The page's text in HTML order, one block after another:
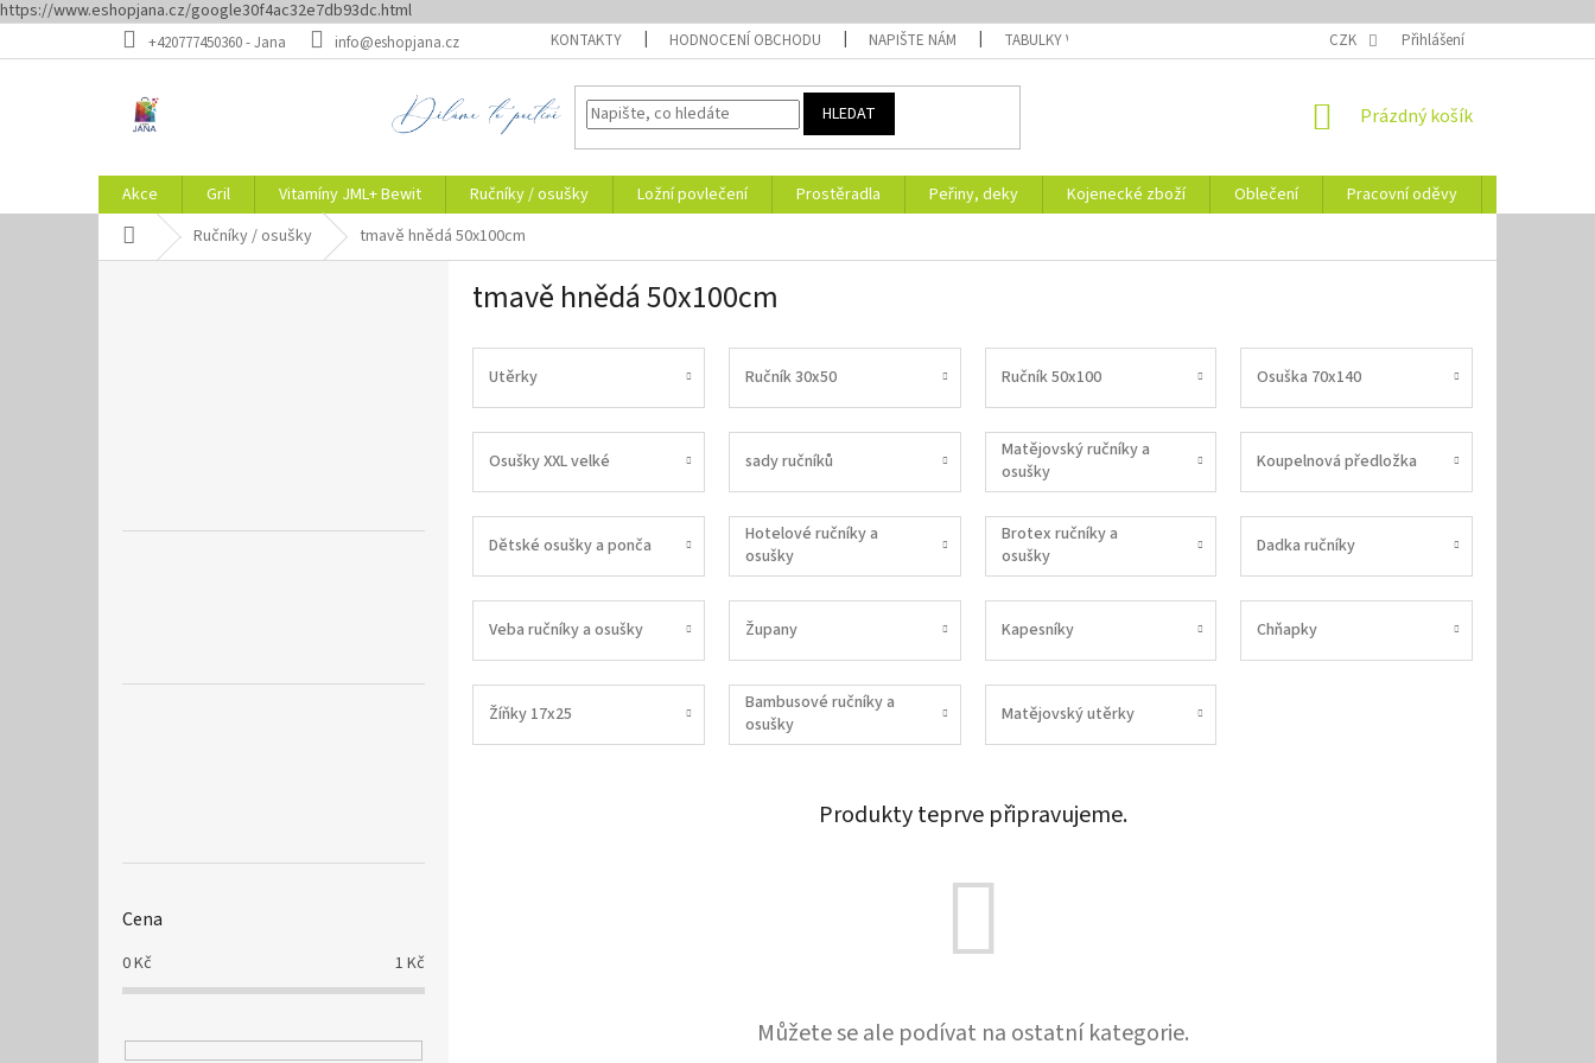
https://www.eshopjana.cz/google30f4ac32e7db93dc.html
na
+420777450360 - Jana info@eshopjana.cz KONTAKTY HODNOCENÍ OBCHODU NAPIŠTE NÁM TABULKY VELIKOSTÍ NÁVODY NA ÚDRŽBU
CZK Přihlášení
HLEDAT
NÁKUPNÍ
Prázdný košík
Akce Gril Vitamíny JML+ Bewit Ručníky / osušky Ložní povlečení Prostěradla Peřiny, deky Kojenecké zboží Oblečení Pracovní oděvy
Domů Ručníky / osušky tmavě hnědá 50x100cm
Cena
0Kč 1 Kč
tmavě hnědá 50x100cm
Utěrky Ručník 30x50 Ručník 50x100 Osuška 70x140
Osušky XXL velké sady ručníků
Matějovský ručníky a
osušky
Koupelnová předložka
Dětské osušky a ponča
Hotelové ručníky a
osušky
Brotex ručníky a
osušky
Dadka ručníky
Veba ručníky a osušky Župany Kapesníky Chňapky
Žíňky 17x25
Bambusové ručníky a
osušky
Matějovský utěrky
Produkty teprve připravujeme.
Můžete se ale podívat na ostatní kategorie.